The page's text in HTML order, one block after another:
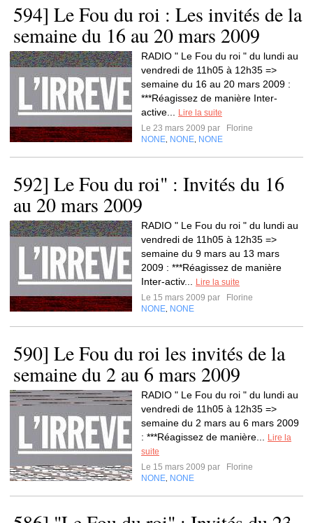
594] Le Fou du roi : Les invités de la
semaine du 16 au 20 mars 2009
RADIO " Le Fou du roi " du lundi au
vendredi de 11h05 à 12h35 =>
semaine du 16 au 20 mars 2009 :
***Réagissez de manière Inter-
active...
Lire la suite
Le 23 mars 2009 par
Florine
NONE NONE NONE
592] Le Fou du roi" : Invités du 16
au 20 mars 2009
RADIO " Le Fou du roi " du lundi au
vendredi de 11h05 à 12h35 =>
semaine du 9 mars au 13 mars
2009 : ***Réagissez de manière
Inter-activ...
Lire la suite
Le 15 mars 2009 par
Florine
NONE NONE
590] Le Fou du roi les invités de la
semaine du 2 au 6 mars 2009
RADIO " Le Fou du roi " du lundi au
vendredi de 11h05 à 12h35 =>
semaine du 2 mars au 6 mars 2009
: ***Réagissez de manière...
Lire la
suite
Le 15 mars 2009 par
Florine
NONE NONE